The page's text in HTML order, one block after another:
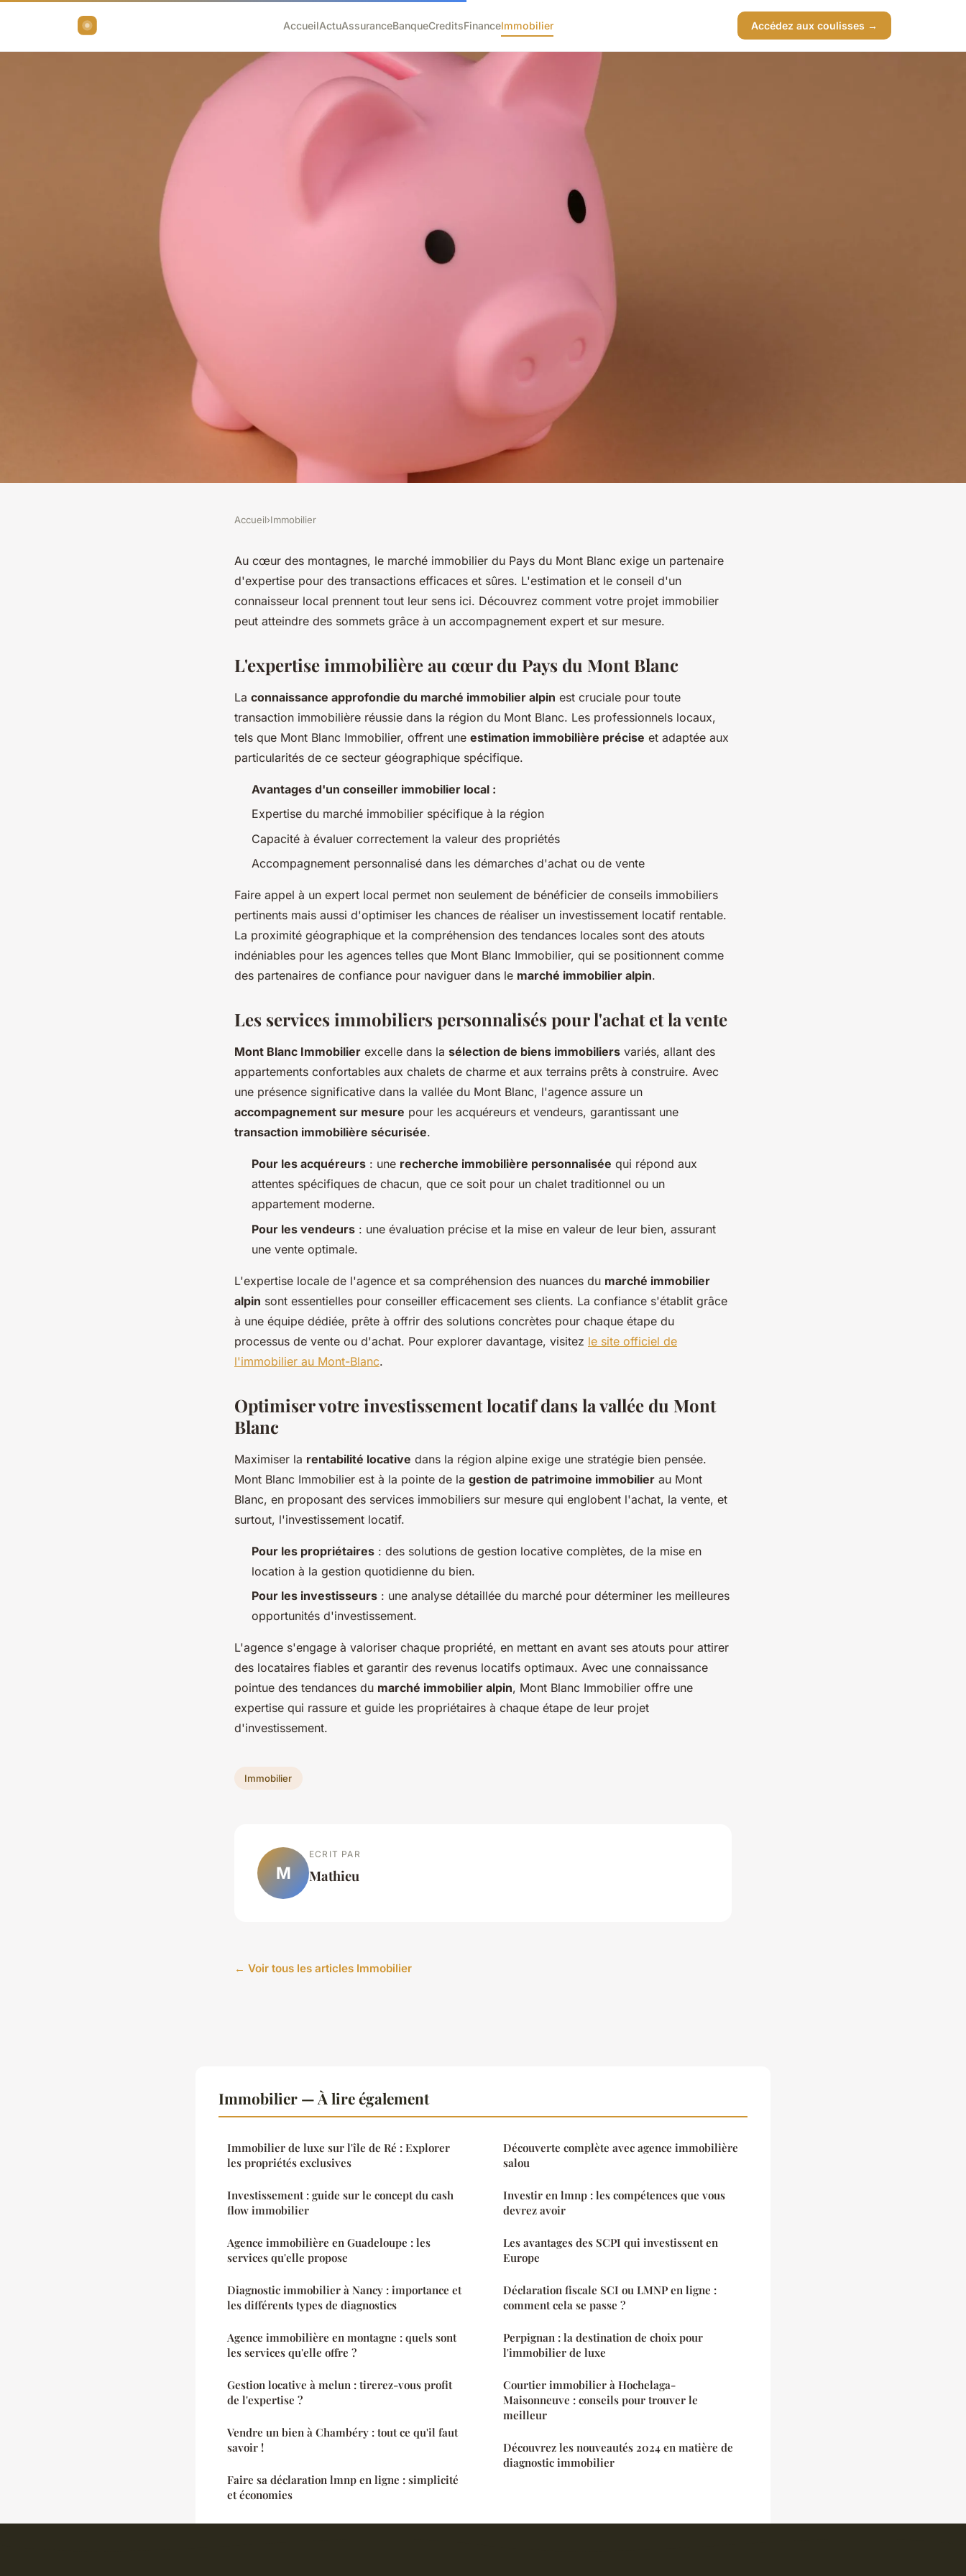
AccueilActuAssuranceBanqueCreditsFinanceImmobilier Accédez aux coulisses →
Votre partenaire expert immobilier au
Pays du Mont Blanc
Accueil›Immobilier
Au cœur des montagnes, le marché immobilier du Pays du Mont Blanc exige un partenaire
d'expertise pour des transactions efficaces et sûres. L'estimation et le conseil d'un
connaisseur local prennent tout leur sens ici. Découvrez comment votre projet immobilier
peut atteindre des sommets grâce à un accompagnement expert et sur mesure.
L'expertise immobilière au cœur du Pays du Mont Blanc
La connaissance approfondie du marché immobilier alpin est cruciale pour toute
transaction immobilière réussie dans la région du Mont Blanc. Les professionnels locaux,
tels que Mont Blanc Immobilier, offrent une estimation immobilière précise et adaptée aux
particularités de ce secteur géographique spécifique.
Avantages d'un conseiller immobilier local :
Expertise du marché immobilier spécifique à la région
Capacité à évaluer correctement la valeur des propriétés
Accompagnement personnalisé dans les démarches d'achat ou de vente
Faire appel à un expert local permet non seulement de bénéficier de conseils immobiliers
pertinents mais aussi d'optimiser les chances de réaliser un investissement locatif rentable.
La proximité géographique et la compréhension des tendances locales sont des atouts
indéniables pour les agences telles que Mont Blanc Immobilier, qui se positionnent comme
des partenaires de confiance pour naviguer dans le marché immobilier alpin.
Les services immobiliers personnalisés pour l'achat et la vente
Mont Blanc Immobilier excelle dans la sélection de biens immobiliers variés, allant des
appartements confortables aux chalets de charme et aux terrains prêts à construire. Avec
une présence significative dans la vallée du Mont Blanc, l'agence assure un
accompagnement sur mesure pour les acquéreurs et vendeurs, garantissant une
transaction immobilière sécurisée.
Pour les acquéreurs : une recherche immobilière personnalisée qui répond aux
attentes spécifiques de chacun, que ce soit pour un chalet traditionnel ou un
appartement moderne.
Pour les vendeurs : une évaluation précise et la mise en valeur de leur bien, assurant
une vente optimale.
L'expertise locale de l'agence et sa compréhension des nuances du marché immobilier
alpin sont essentielles pour conseiller efficacement ses clients. La confiance s'établit grâce
à une équipe dédiée, prête à offrir des solutions concrètes pour chaque étape du
processus de vente ou d'achat. Pour explorer davantage, visitez le site officiel de
l'immobilier au Mont-Blanc.
Optimiser votre investissement locatif dans la vallée du Mont
Blanc
Maximiser la rentabilité locative dans la région alpine exige une stratégie bien pensée.
Mont Blanc Immobilier est à la pointe de la gestion de patrimoine immobilier au Mont
Blanc, en proposant des services immobiliers sur mesure qui englobent l'achat, la vente, et
surtout, l'investissement locatif.
Pour les propriétaires : des solutions de gestion locative complètes, de la mise en
location à la gestion quotidienne du bien.
Pour les investisseurs : une analyse détaillée du marché pour déterminer les meilleures
opportunités d'investissement.
L'agence s'engage à valoriser chaque propriété, en mettant en avant ses atouts pour attirer
des locataires fiables et garantir des revenus locatifs optimaux. Avec une connaissance
pointue des tendances du marché immobilier alpin, Mont Blanc Immobilier offre une
expertise qui rassure et guide les propriétaires à chaque étape de leur projet
d'investissement.
Immobilier
M
ECRIT PAR
Mathieu
← Voir tous les articles Immobilier
Immobilier — À lire également
Immobilier de luxe sur l'île de Ré : Explorer
les propriétés exclusives
Investissement : guide sur le concept du cash
flow immobilier
Agence immobilière en Guadeloupe : les
services qu'elle propose
Diagnostic immobilier à Nancy : importance et
les différents types de diagnostics
Agence immobilière en montagne : quels sont
les services qu'elle offre ?
Gestion locative à melun : tirerez-vous profit
de l'expertise ?
Vendre un bien à Chambéry : tout ce qu'il faut
savoir !
Faire sa déclaration lmnp en ligne : simplicité
et économies
Découverte complète avec agence immobilière
salou
Investir en lmnp : les compétences que vous
devrez avoir
Les avantages des SCPI qui investissent en
Europe
Déclaration fiscale SCI ou LMNP en ligne :
comment cela se passe ?
Perpignan : la destination de choix pour
l'immobilier de luxe
Courtier immobilier à Hochelaga-
Maisonneuve : conseils pour trouver le
meilleur
Découvrez les nouveautés 2024 en matière de
diagnostic immobilier